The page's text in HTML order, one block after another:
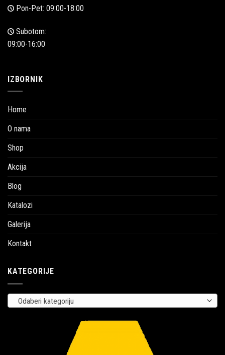
Pon-Pet: 09:00-18:00
Subotom:
09:00-16:00
IZBORNIK
Home
O nama
Shop
Akcija
Blog
Katalozi
Galerija
Kontakt
KATEGORIJE
Odaberi kategoriju